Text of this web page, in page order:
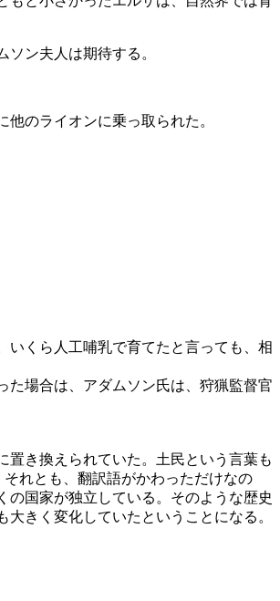
ン夫人は期待する。
のライオンに乗っ取られた。
いくら人工哺乳で育てたと言っても、相
た場合は、アダムソン氏は、狩猟監督官
置き換えられていた。土民という言葉も
れとも、翻訳語がかわっただけなの
国家が独立している。そのような歴史
きく変化していたということになる。